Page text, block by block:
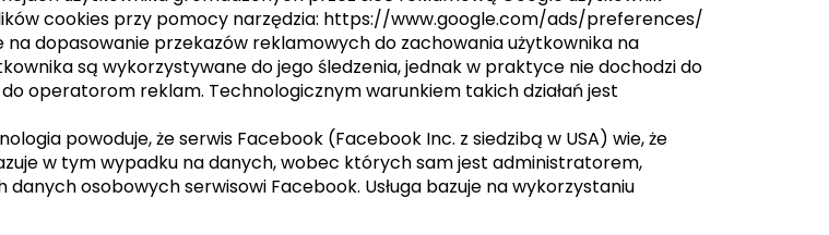
cookies przy pomocy narzędzia: https://www.google.com/ads/preferences/
dopasowanie przekazów reklamowych do zachowania użytkownika na
są wykorzystywane do jego śledzenia, jednak w praktyce nie dochodzi do
operatorom reklam. Technologicznym warunkiem takich działań jest
powoduje, że serwis Facebook (Facebook Inc. z siedzibą w USA) wie, że
w tym wypadku na danych, wobec których sam jest administratorem,
osobowych serwisowi Facebook. Usługa bazuje na wykorzystaniu